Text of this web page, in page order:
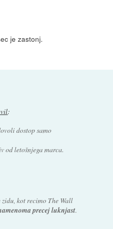
je zastonj.
:
dostop samo
od letošnjega marca.
kot recimo The Wall
precej luknjast.